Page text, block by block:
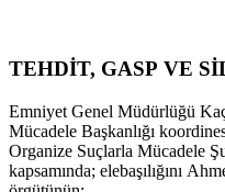
TEHDİT, GASP VE
Emniyet Genel Müdürlüğü
Mücadele Başkanlığı
Organize Suçlarla Mücadele
kapsamında; elebaşılığını